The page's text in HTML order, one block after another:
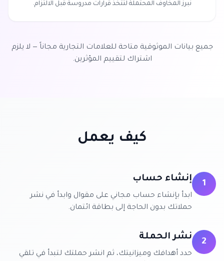
نُبرز المخاوف المحتملة لتتخذ قرارات مدروسة قبل الالتزام.
جميع بيانات الموثوقية متاحة للعلامات التجارية مجاناً — لا يلزم
اشتراك لتقييم المؤثرين.
كيف يعمل
1 إنشاء حساب
ابدأ بإنشاء حساب مجاني على مقوال وابدأ في نشر
حملاتك بدون الحاجة إلى بطاقة ائتمان.
2 نشر الحملة
حدد أهدافك وميزانيتك، ثم انشر حملتك لتبدأ في تلقي